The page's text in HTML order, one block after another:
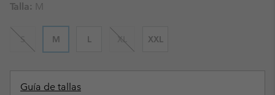
Talla: M
S M L XL XXL
Guía de tallas